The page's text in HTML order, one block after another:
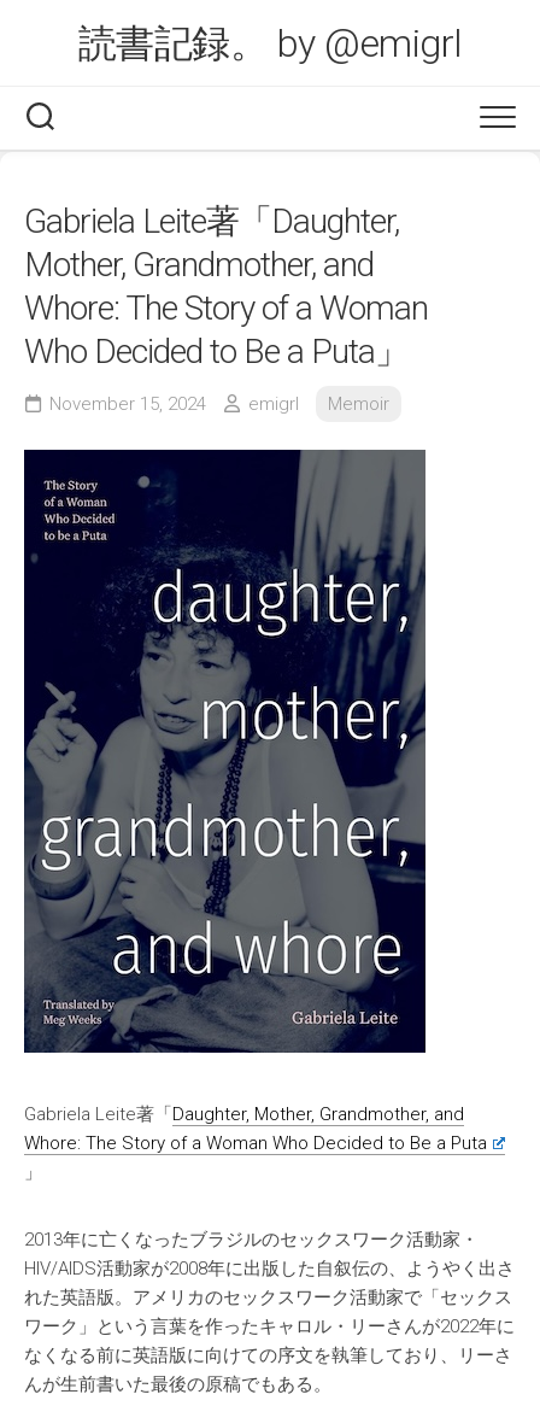
読書記録。 by @emigrl
Gabriela Leite著「Daughter,
Mother, Grandmother, and
Whore: The Story of a Woman
Who Decided to Be a Puta」
November 15, 2024 emigrl Memoir
Gabriela Leite著「Daughter, Mother, Grandmother, and
Whore: The Story of a Woman Who Decided to Be a Puta
」
2013年に亡くなったブラジルのセックスワーク活動家・
HIV/AIDS活動家が2008年に出版した自叙伝の、ようやく出さ
れた英語版。アメリカのセックスワーク活動家で「セックス
ワーク」という言葉を作ったキャロル・リーさんが2022年に
なくなる前に英語版に向けての序文を執筆しており、リーさ
んが生前書いた最後の原稿でもある。